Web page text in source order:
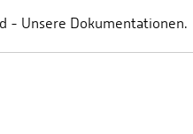
- Unsere Dokumentationen.